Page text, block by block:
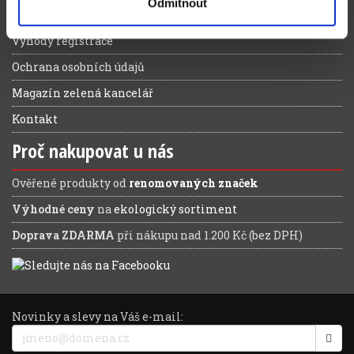
Odmítnout
Výhody registrace
Ochrana osobních údajů
Magazín zelená kancelář
Kontakt
Proč nakupovat u nás
Ověřené produkty od renomovaných značek
Výhodné ceny naekologický sortiment
Doprava ZDARMA při nákupu nad 1.200 Kč (bez DPH)
Novinky a slevy na Váš e-mail: